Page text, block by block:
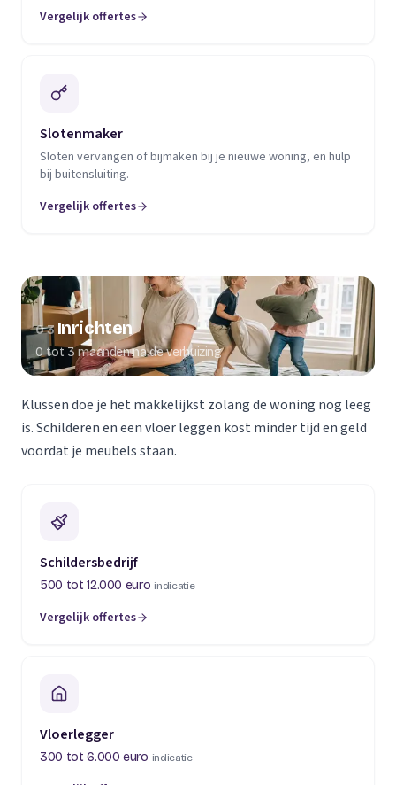
Vergelijk offertes
Slotenmaker
Sloten vervangen of bijmaken bij je nieuwe woning, en hulp
bij buitensluiting.
Vergelijk offertes
03 Inrichten
0 tot 3 maanden na de verhuizing
Klussen doe je het makkelijkst zolang de woning nog leeg
is. Schilderen en een vloer leggen kost minder tijd en geld
voordat je meubels staan.
Schildersbedrijf
500 tot 12.000 euro indicatie
Vergelijk offertes
Vloerlegger
300 tot 6.000 euro indicatie